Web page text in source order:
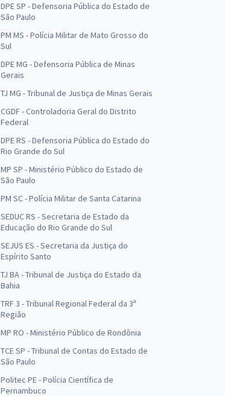
DPE SP - Defensoria Pública do Estado de
São Paulo
PM MS - Polícia Militar de Mato Grosso do
Sul
DPE MG - Defensoria Pública de Minas
Gerais
TJ MG - Tribunal de Justiça de Minas Gerais
CGDF - Controladoria Geral do Distrito
Federal
DPE RS - Defensoria Pública do Estado do
Rio Grande do Sul
MP SP - Ministério Público do Estado de
São Paulo
PM SC - Polícia Militar de Santa Catarina
SEDUC RS - Secretaria de Estado da
Educação do Rio Grande do Sul
SEJUS ES - Secretaria da Justiça do
Espírito Santo
TJ BA - Tribunal de Justiça do Estado da
Bahia
TRF 3 - Tribunal Regional Federal da 3ª
Região
MP RO - Ministério Público de Rondônia
TCE SP - Tribunal de Contas do Estado de
São Paulo
Politec PE - Polícia Científica de
Pernambuco